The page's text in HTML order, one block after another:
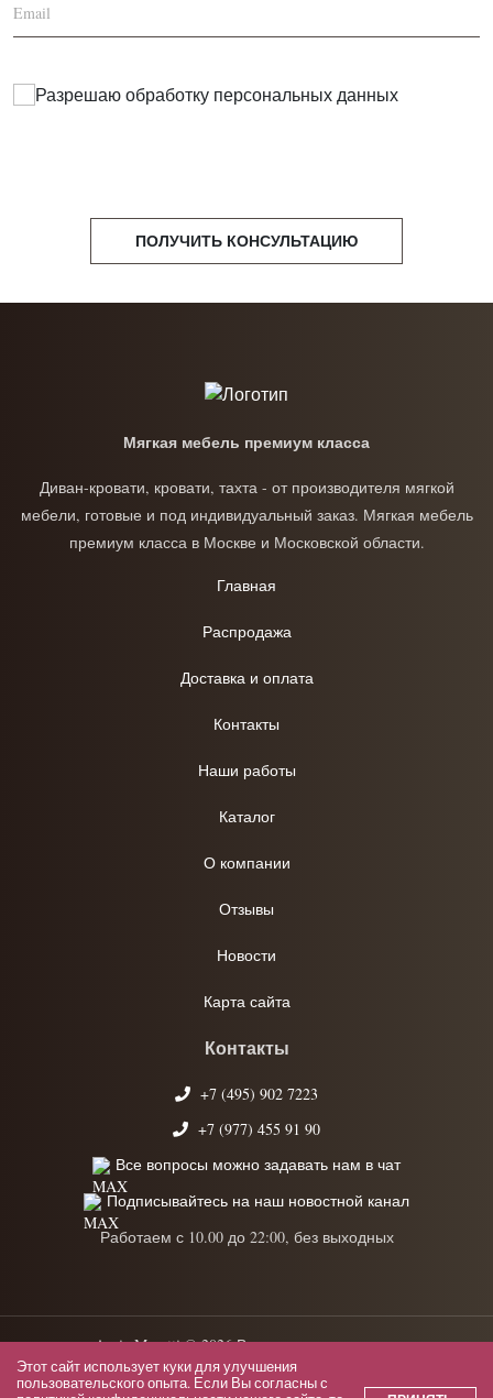
Разрешаю обработку персональных данных
ПОЛУЧИТЬ КОНСУЛЬТАЦИЮ
Мягкая мебель премиум класса
Диван-кровати, кровати, тахта - от производителя мягкой
мебели, готовые и под индивидуальный заказ. Мягкая мебель
премиум класса в Москве и Московской области.
Главная
Распродажа
Доставка и оплата
Контакты
Наши работы
Каталог
О компании
Отзывы
Новости
Карта сайта
Контакты
+7 (495) 902 7223
+7 (977) 455 91 90
Все вопросы можно задавать нам в чат
Подписывайтесь на наш новостной канал
Работаем с 10.00 до 22:00, без выходных
Anrie Moretti © 2026 Все права защищены.
Политика конфиденциальности
Этот сайт использует куки для улучшения
пользовательского опыта. Если Вы согласны с